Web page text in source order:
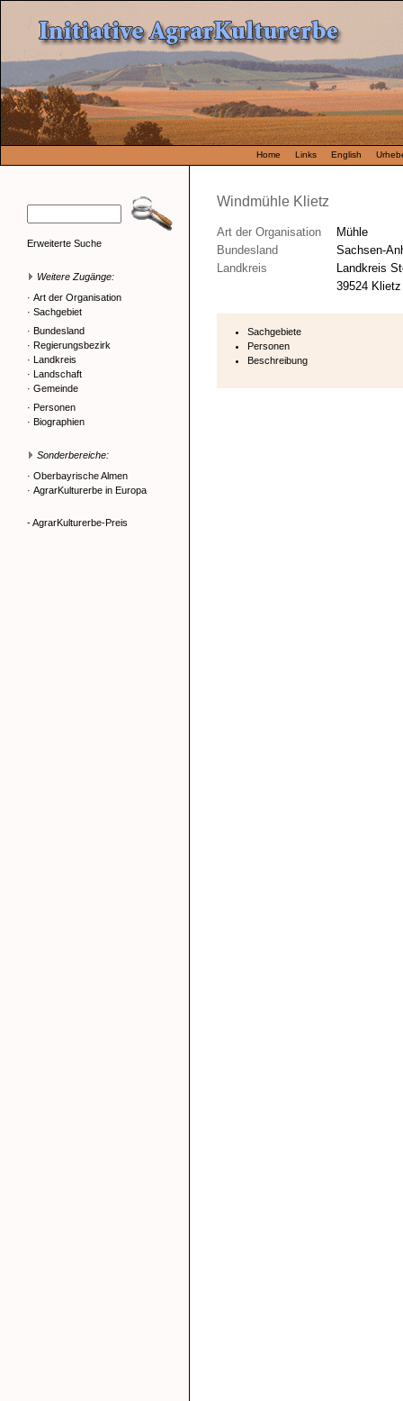
Home Links English
Erweiterte Suche
Weitere Zugänge:
· Art der Organisation
· Sachgebiet
· Bundesland
· Regierungsbezirk
· Landkreis
· Landschaft
· Gemeinde
· Personen
· Biographien
Sonderbereiche:
· Oberbayrische Almen
· AgrarKulturerbe in Europa
- AgrarKulturerbe-Preis
Windmühle Klietz
Art der Organisation
Mühle
Bundesland
Sachsen-
Landkreis
Landkreis
39524 Klietz
Sachgebiete
Personen
Beschreibung